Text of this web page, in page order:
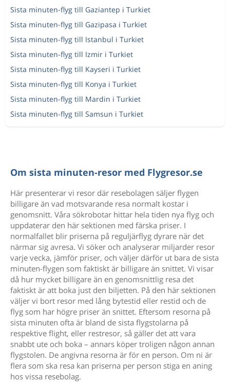
Sista minuten-flyg till Gaziantep i Turkiet
Sista minuten-flyg till Gazipasa i Turkiet
Sista minuten-flyg till Istanbul i Turkiet
Sista minuten-flyg till Izmir i Turkiet
Sista minuten-flyg till Kayseri i Turkiet
Sista minuten-flyg till Konya i Turkiet
Sista minuten-flyg till Mardin i Turkiet
Sista minuten-flyg till Samsun i Turkiet
Om sista minuten-resor med Flygresor.se
Här presenterar vi resor där resebolagen säljer flygen
billigare än vad motsvarande resa normalt kostar i
genomsnitt. Våra sökrobotar hittar hela tiden nya flyg och
uppdaterar den här sektionen med färska priser. I
normalfallet blir priserna på reguljärflyg dyrare när det
närmar sig avresa. Vi söker och analyserar miljarder resor
varje vecka, jämför priser, och väljer därför ut bara de sista
minuten-flygen som faktiskt är billigare än snittet. Vi visar
då hur mycket billigare än en genomsnittlig resa det
faktiskt är att boka just den biljetten. På den här sektionen
väljer vi bort resor med lång bytestid eller restid och de
flyg som har högre priser än snittet. Eftersom resorna på
sista minuten ofta är bland de sista flygstolarna på
respektive flight, eller restresor, så gäller det att vara
snabbt ute och boka – annars köper troligen någon annan
flygstolen. De angivna resorna är för en person. Om ni är
flera som ska resa kan priserna per person stiga en aning
hos vissa resebolag.